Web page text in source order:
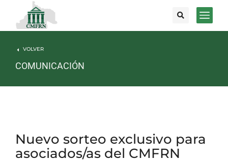
VOLVER
COMUNICACIÓN
Nuevo sorteo exclusivo para
asociados/as del CMFRN